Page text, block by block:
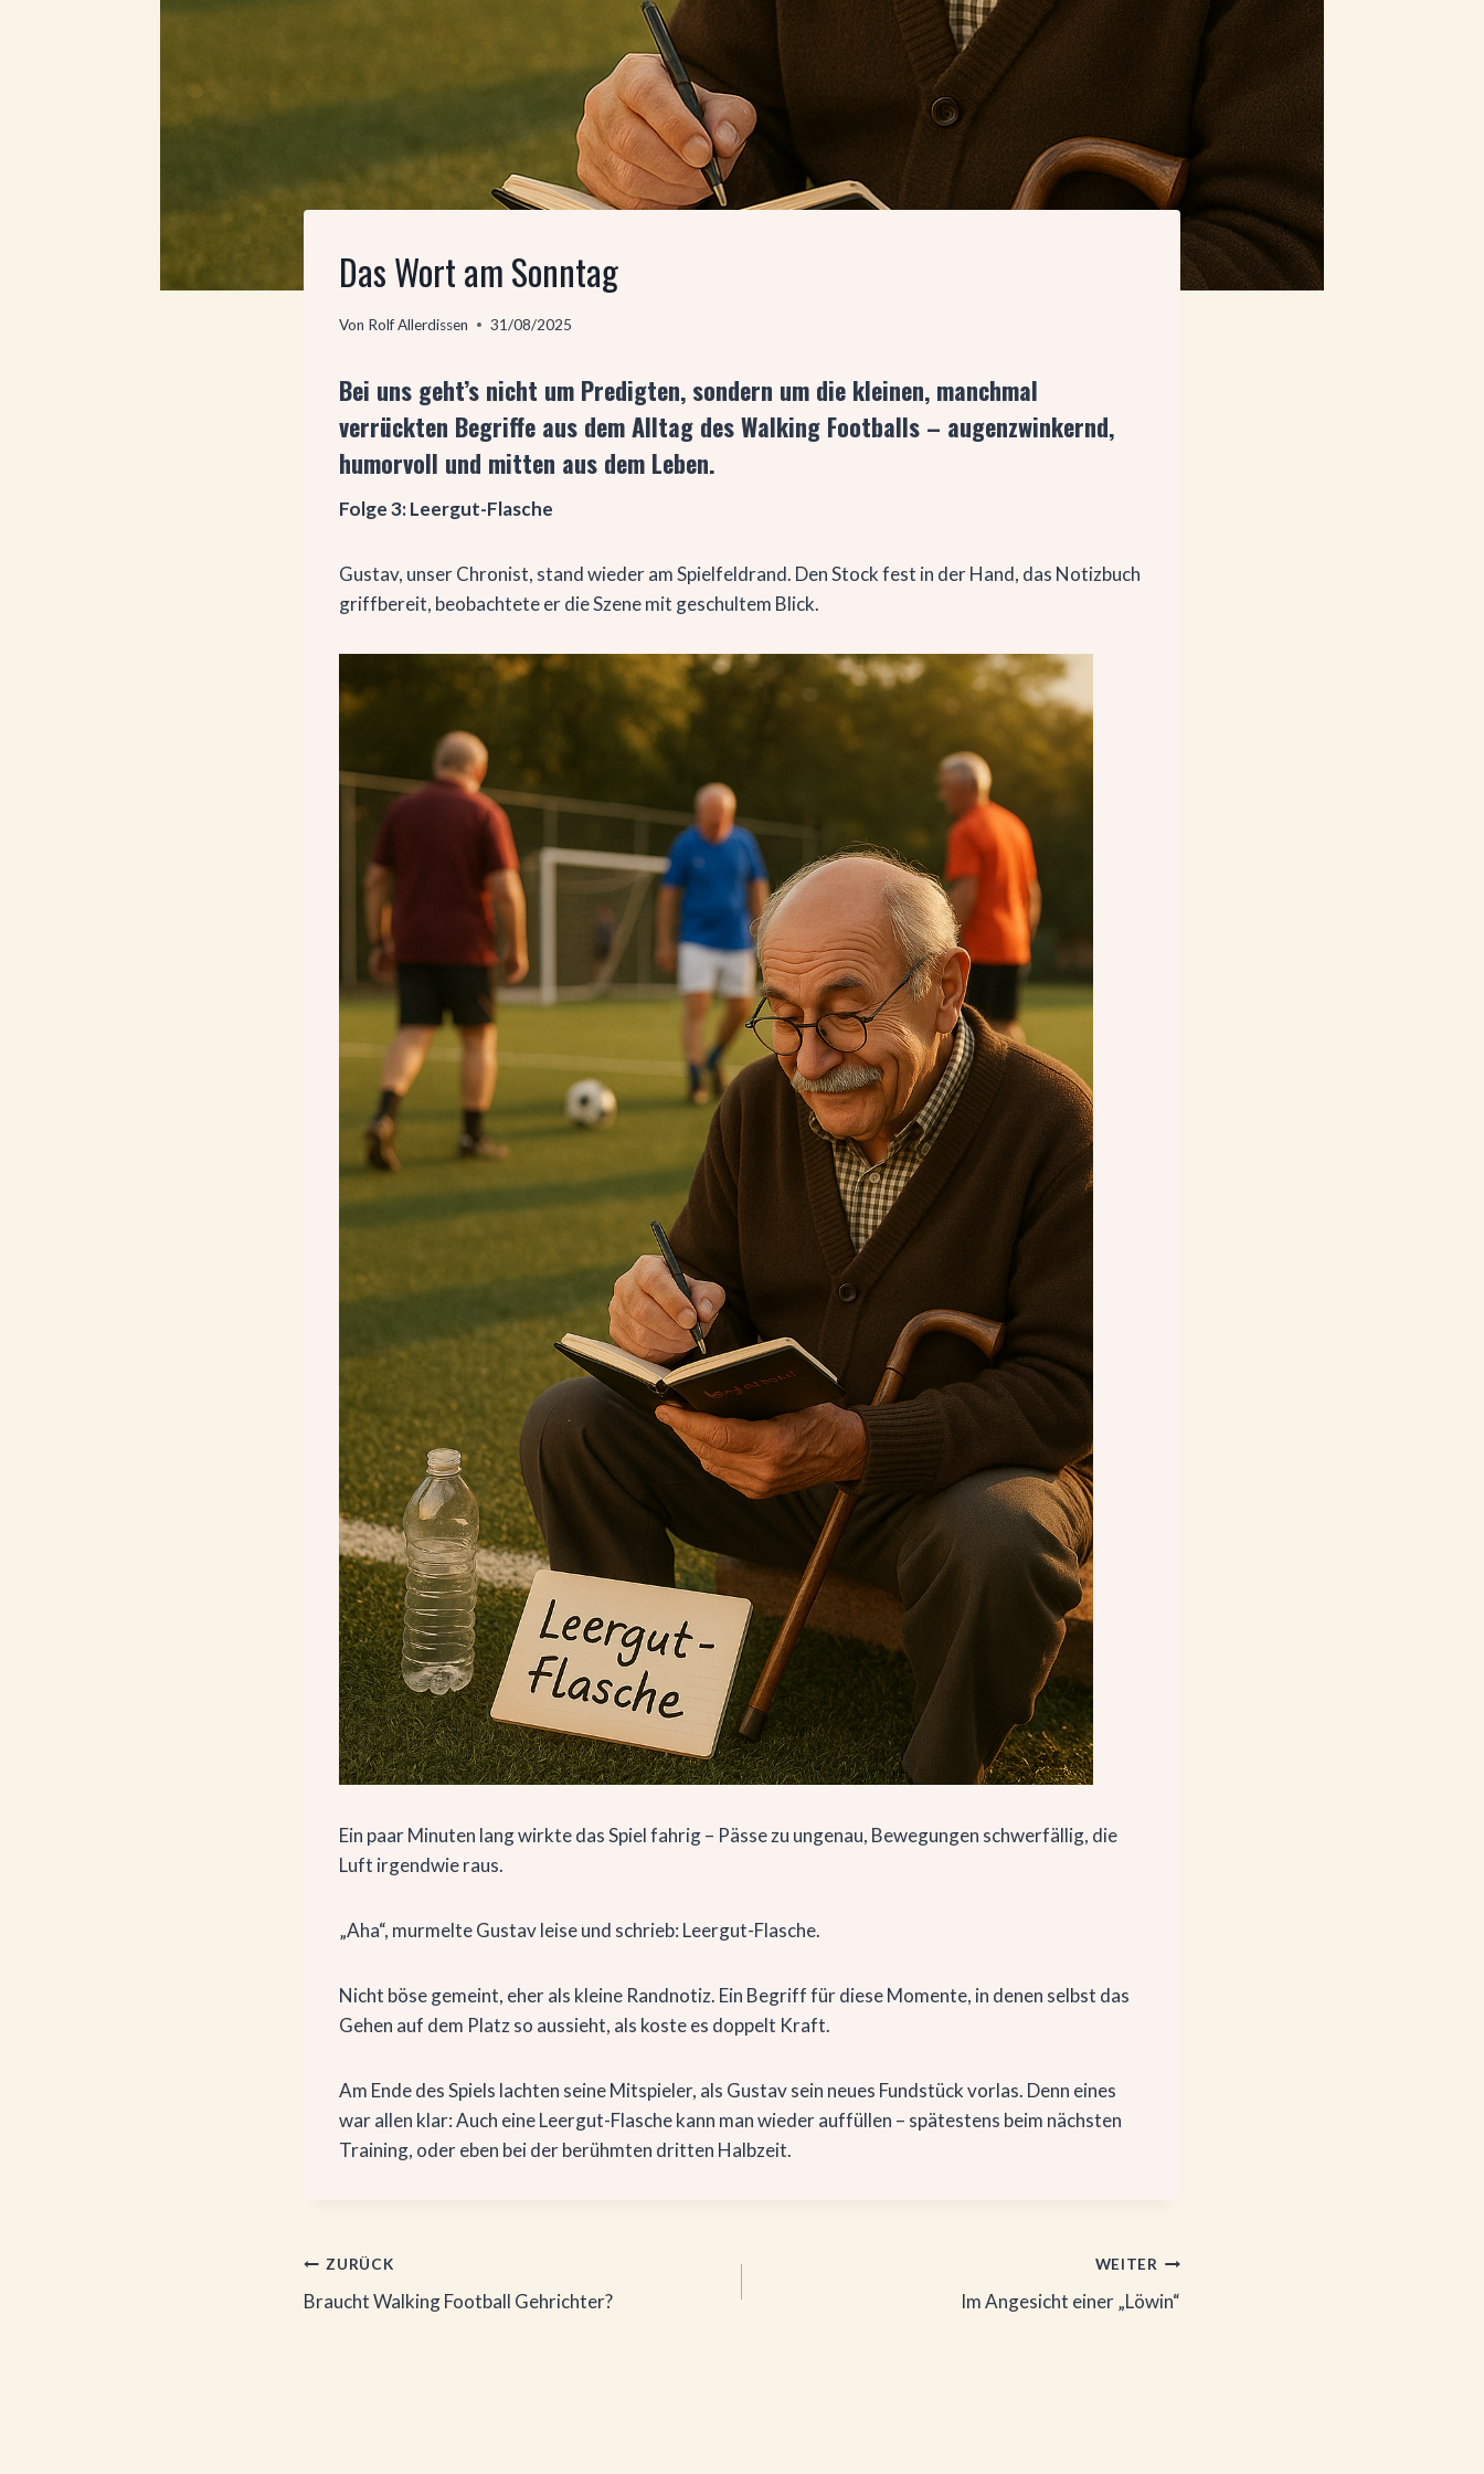
Das Wort am Sonntag
Von Rolf Allerdissen 31/08/2025
Bei uns geht’s nicht um Predigten, sondern um die kleinen, manchmal
verrückten Begriffe aus dem Alltag des Walking Footballs – augenzwinkernd,
humorvoll und mitten aus dem Leben.
Folge 3: Leergut-Flasche
Gustav, unser Chronist, stand wieder am Spielfeldrand. Den Stock fest in der Hand, das Notizbuch
griffbereit, beobachtete er die Szene mit geschultem Blick.
Ein paar Minuten lang wirkte das Spiel fahrig – Pässe zu ungenau, Bewegungen schwerfällig, die
Luft irgendwie raus.
„Aha“, murmelte Gustav leise und schrieb: Leergut-Flasche.
Nicht böse gemeint, eher als kleine Randnotiz. Ein Begriff für diese Momente, in denen selbst das
Gehen auf dem Platz so aussieht, als koste es doppelt Kraft.
Am Ende des Spiels lachten seine Mitspieler, als Gustav sein neues Fundstück vorlas. Denn eines
war allen klar: Auch eine Leergut-Flasche kann man wieder auffüllen – spätestens beim nächsten
Training, oder eben bei der berühmten dritten Halbzeit.
Beitragsnavigation
ZURÜCK
Braucht Walking Football Gehrichter?
WEITER
Im Angesicht einer „Löwin“